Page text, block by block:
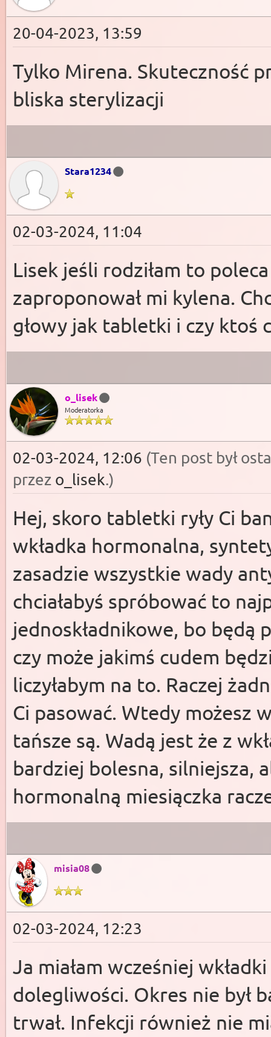
20-04-2023, 13:59
Tylko Mirena. Skuteczność
bliska sterylizacji
Stara1234
02-03-2024, 11:04
Lisek jeśli rodziłam to
zaproponował mi kylena.
głowy jak tabletki i czy ktoś
o_lisek
Moderatorka
02-03-2024, 12:06 (Ten post był
przez o_lisek.)
Hej, skoro tabletki ryły Ci
wkładka hormonalna,
zasadzie wszystkie wady
chciałabyś spróbować to
jednoskładnikowe, bo będą
czy może jakimś cudem
liczyłabym na to. Raczej
Ci pasować. Wtedy możesz
tańsze są. Wadą jest że z
bardziej bolesna, silniejsza,
hormonalną miesiączka
misia08
02-03-2024, 12:23
Ja miałam wcześniej
dolegliwości. Okres nie był
trwał. Infekcji również nie